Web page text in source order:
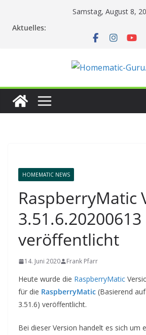
Samstag, August 8,
Aktuelles:
HOMEMATIC NEWS
RaspberryMatic
3.51.6.20200613
veröffentlicht
14. Juni 2020 Frank Pfarr
Heute wurde die RaspberryMatic
für die RaspberryMatic (Basierend
3.51.6) veröffentlicht.
Bei dieser Version handelt es sich um